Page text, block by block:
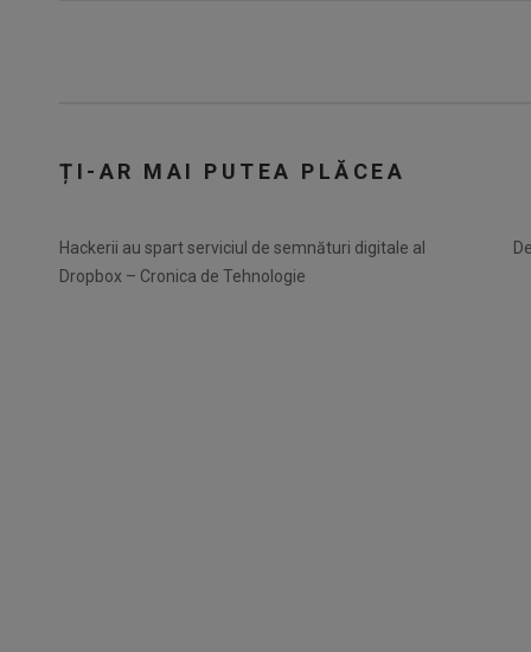
ȚI-AR MAI PUTEA PLĂCEA
Hackerii au spart serviciul de semnături digitale al
Dropbox – Cronica de Tehnologie